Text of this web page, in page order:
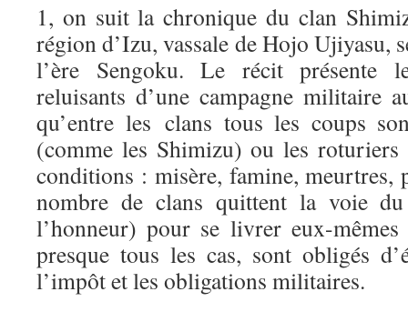
1, on suit la chronique du clan
région d’Izu, vassale de Hojo Ujiyasu,
l’ère Sengoku. Le récit présente
reluisants d’une campagne militaire
qu’entre les clans tous les coups
(comme les Shimizu) ou les
conditions : misère, famine, meurtres,
nombre de clans quittent la voie
l’honneur) pour se livrer eux-
presque tous les cas, sont obligés
l’impôt et les obligations militaires.